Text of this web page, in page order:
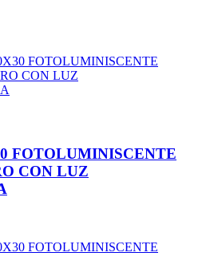
FOTOLUMINISCENTE
CON LUZ